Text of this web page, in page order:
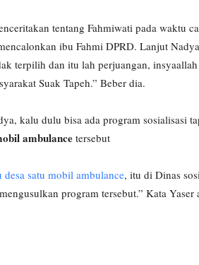
tentang Fahmiwati pada waktu
ibu Fahmi DPRD. Lanjut
terpilih dan itu lah perjuangan,
Suak Tapeh.” Beber dia.
kalu dulu bisa ada program sosialisasi
ambulance tersebut
desa satu mobil ambulance, itu di Dinas
program tersebut.” Kata